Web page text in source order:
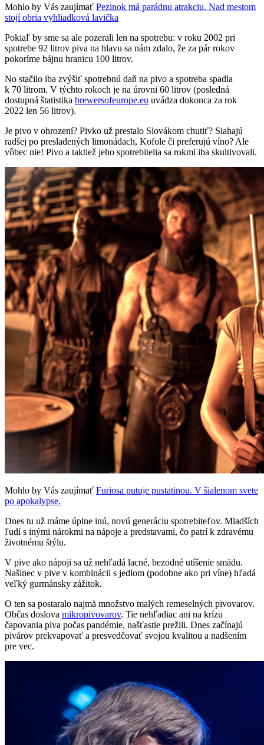
Mohlo by Vás zaujímať Pezinok má parádnu atrakciu. Nad mestom
stojí obria vyhliadková lavička
Pokiaľ by sme sa ale pozerali len na spotrebu: v roku 2002 pri
spotrebe 92 litrov piva na hlavu sa nám zdalo, že za pár rokov
pokoríme bájnu hranicu 100 litrov.
No stačilo iba zvýšiť spotrebnú daň na pivo a spotreba spadla
k 70 litrom. V týchto rokoch je na úrovni 60 litrov (posledná
dostupná štatistika brewersofeuro­pe.eu uvádza dokonca za rok
2022 len 56 litrov).
Je pivo v ohrození? Pivko už prestalo Slovákom chutiť? Siahajú
radšej po presladených limonádach, Kofole či preferujú víno? Ale
vôbec nie! Pivo a taktiež jeho spotrebitelia sa rokmi iba skultivovali.
Mohlo by Vás zaujímať Furiosa putuje pustatinou. V šialenom svete
po apokalypse.
Dnes tu už máme úplne inú, novú generáciu spotrebiteľov. Mladších
ľudí s inými nárokmi na nápoje a predstavami, čo patrí k zdravému
životnému štýlu.
V pive ako nápoji sa už nehľadá lacné, bezodné utíšenie smädu.
Našinec v pive v kombinácii s jedlom (podobne ako pri víne) hľadá
veľký gurmánsky zážitok.
O ten sa postaralo najmä množstvo malých remeselných pivovarov.
Občas doslova mikropivovarov. Tie nehľadiac ani na krízu
čapovania piva počas pandémie, našťastie prežili. Dnes začínajú
pivárov prekvapovať a presvedčovať svojou kvalitou a nadšením
pre vec.